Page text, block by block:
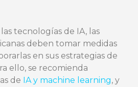
tecnologías de IA, las
deben tomar medidas
en sus estrategias de
ello, se recomienda
de IA y machine learning, y